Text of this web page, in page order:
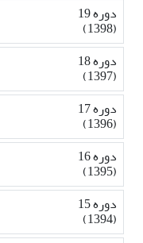
دوره 19
(1398)
دوره 18
(1397)
دوره 17
(1396)
دوره 16
(1395)
دوره 15
(1394)